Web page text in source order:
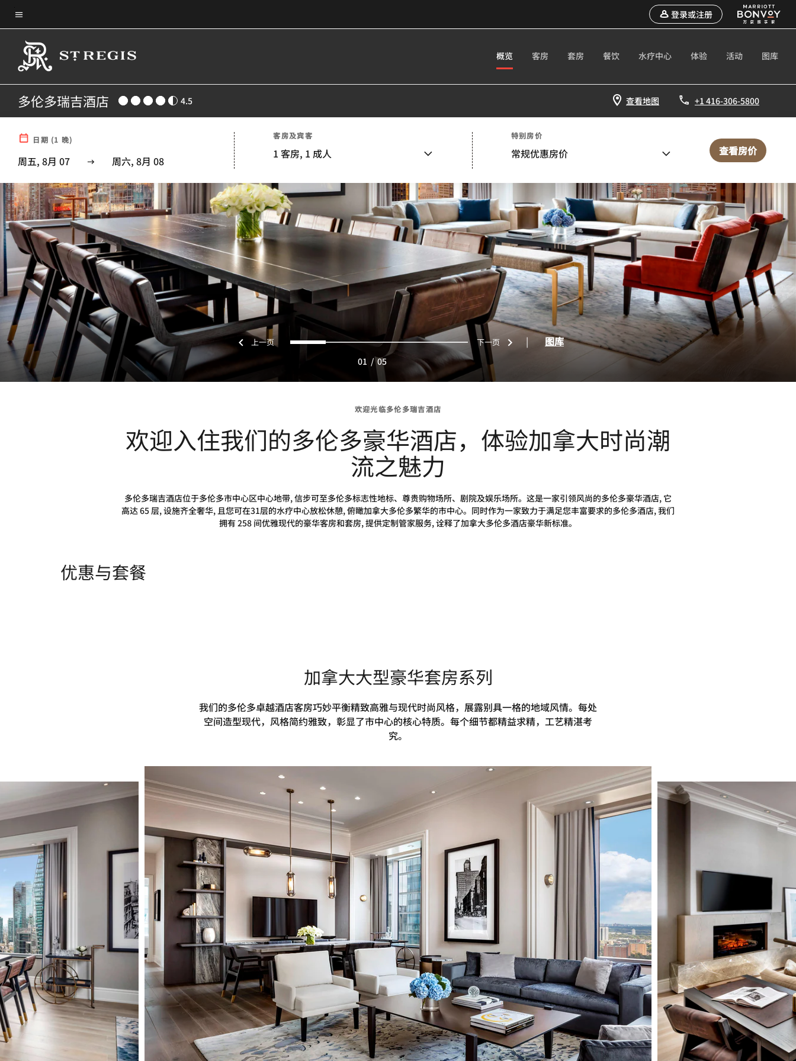
Skip
to
main
content
菜单文本
登录或注册
概览 客房 套房 餐饮 水疗中心 体验 活动 图库
多伦多瑞吉酒店 4.5 查看地图 +1 416-306-5800
日期 (1 晚)
周五, 8月 07 周六, 8月 08
客房及宾客
1 客房, 1 成人
特别房价
常规优惠房价 查看房价
上一页 0 1 2 3 4 下一页
01 /05
| 图库
欢迎光临多伦多瑞吉酒店
欢迎入住我们的多伦多豪华酒店，体验加拿大时尚潮
流之魅力
多伦多瑞吉酒店位于多伦多市中心区中心地带, 信步可至多伦多标志性地标、尊贵购物场所、剧院及娱乐场所。这是一家引领风尚的多伦多豪华酒店, 它
高达 65 层, 设施齐全奢华, 且您可在31层的水疗中心放松休憩, 俯瞰加拿大多伦多繁华的市中心。同时作为一家致力于满足您丰富要求的多伦多酒店, 我们
拥有 258 间优雅现代的豪华客房和套房, 提供定制管家服务, 诠释了加拿大多伦多酒店豪华新标准。
优惠与套餐
加拿大大型豪华套房系列
我们的多伦多卓越酒店客房巧妙平衡精致高雅与现代时尚风格，展露别具一格的地域风情。每处
空间造型现代，风格简约雅致，彰显了市中心的核心特质。每个细节都精益求精，工艺精湛考
究。